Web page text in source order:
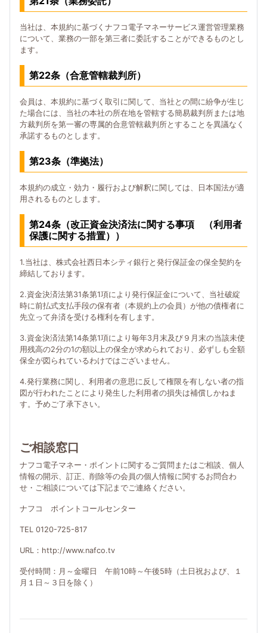
当社は、本規約に基づくナフコ電子マネーサービス運営管理業務
について、業務の一部を第三者に委託することができるものとし
ます。
第22条（合意管轄裁判所）
会員は、本規約に基づく取引に関して、当社との間に紛争が生じ
た場合には、当社の本社の所在地を管轄する簡易裁判所または地
方裁判所を第一審の専属的合意管轄裁判所とすることを異議なく
承諾するものとします。
第23条（準拠法）
本規約の成立・効力・履行および解釈に関しては、日本国法が適
用されるものとします。
第24条（改正資金決済法に関する事項 （利用者
保護に関する措置））
1.当社は、株式会社西日本シティ銀行と発行保証金の保全契約を
締結しております。
2.資金決済法第31条第1項により発行保証金について、当社破綻
時に前払式支払手段の保有者（本規約上の会員）が他の債権者に
先立って弁済を受ける権利を有します。
3.資金決済法第14条第1項により毎年3月末及び９月末の当該未使
用残高の2分の1の額以上の保全が求められており、必ずしも全額
保全が図られているわけではございません。
4.発行業務に関し、利用者の意思に反して権限を有しない者の指
図が行われたことにより発生した利用者の損失は補償しかねま
す。予めご了承下さい。
ご相談窓口
ナフコ電子マネー・ポイントに関するご質問またはご相談、個人
情報の開示、訂正、削除等の会員の個人情報に関するお問合わ
せ・ご相談については下記までご連絡ください。
ナフコ ポイントコールセンター
TEL 0120-725-817
URL：http://www.nafco.tv
受付時間：月～金曜日 午前10時～午後5時（土日祝および、１
月１日～３日を除く）